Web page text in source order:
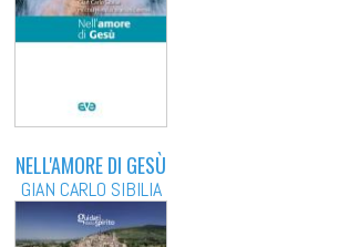
NELL'AMORE DI GESÙ
GIAN CARLO SIBILIA